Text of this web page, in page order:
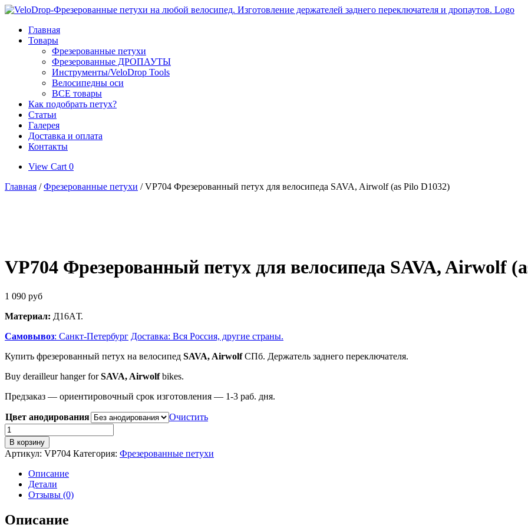
Skip
contentГлавная
Товары
Фрезерованные петухи
Фрезерованные ДРОПАУТЫ
Инструменты/VeloDrop Tools
Велосипедны оси
ВСЕ товары
Как подобрать петух?
Статьи
Галерея
Доставка и оплата
Контакты
View
cart
View Cart 0
Главная /Фрезерованные петухи / VP704 Фрезерованный петух для велосипеда SAVA, Airwolf (as Pilo D1032)
VP704 Фрезерованный петух для велосипеда SAVA, Airwolf
1 090 руб
Материал: Д16AТ.
Самовывоз: Санкт-Петербург Доставка: Вся Россия, другие страны.
Купить фрезерованный петух на велосипед SAVA, Airwolf СПб. Держатель заднего переключателя.
Buy derailleur hanger forSAVA, Airwolf bikes.
Предзаказ — ориентировочный срок изготовления — 1-3 раб. дня.
Цвет анодирования
Очистить
Количество
товара
VP704
Фрезерованный
петух
велосипеда
SAVA,
Airwolf
(as
В корзину
Артикул: VP704 Категория: Фрезерованные петухи
Описание
Детали
Отзывы (0)
Описание